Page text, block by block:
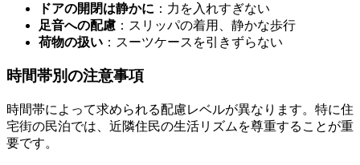
ドアの開閉は静かに ：力を入れすぎない
足音への配慮 ：スリッパの着用、静かな歩行
荷物の扱い ：スーツケースを引きずらない
時間帯別の注意事項
時間帯によって求められる配慮レベルが異なります。特に住
宅街の民泊では、近隣住民の生活リズムを尊重することが重
要です。